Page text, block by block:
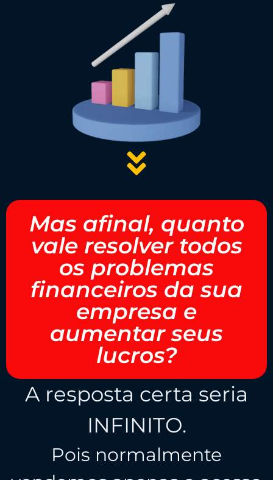
Mas afinal, quanto
vale resolver todos
os problemas
financeiros da sua
empresa e
aumentar seus
lucros?
A resposta certa seria
INFINITO.
Pois normalmente